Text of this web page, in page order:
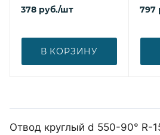
378 руб./шт
В КОРЗИНУ
797
Отвод круглый d 550-90° R-